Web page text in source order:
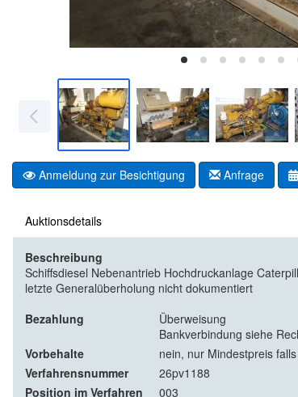
Anmeldung zur Besichtigung Anfrage
Auktionsdetails
Beschreibung
Schiffsdiesel Nebenantrieb Hochdruckanlage
letzte Generalüberholung nicht dokumentiert
Bezahlung
Überweisung
Bankverbindung siehe
Vorbehalte
nein, nur Mindestpreis
Verfahrensnummer
26pv1188
Position im Verfahren
003